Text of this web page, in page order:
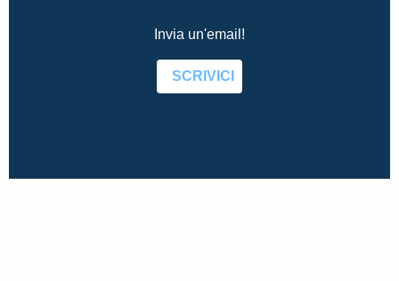
Invia un'email!
SCRIVICI